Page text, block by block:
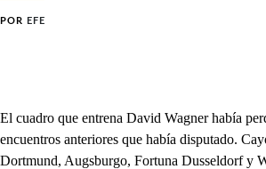
POR EFE
El cuadro que entrena David Wagner había
encuentros anteriores que había disputado.
Dortmund, Augsburgo, Fortuna Dusseldorf y